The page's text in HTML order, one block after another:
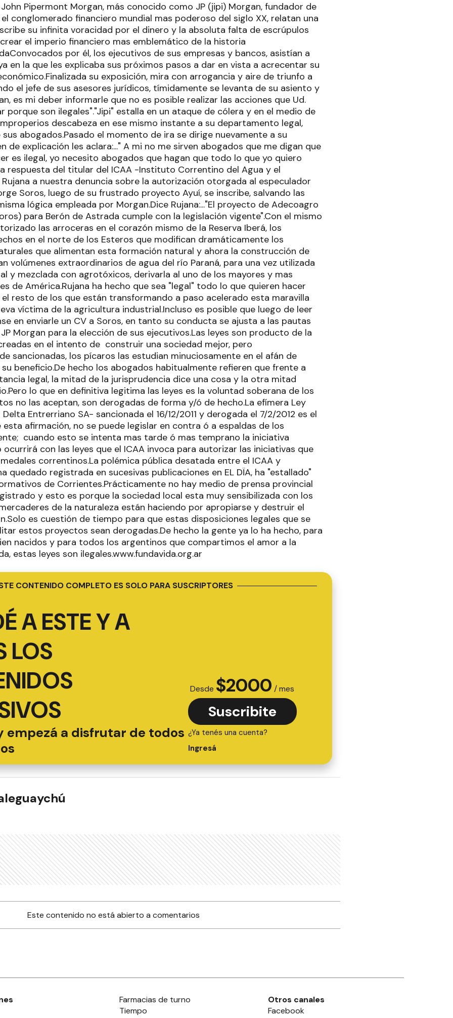
Pipermont Morgan, más conocido como JP (jipi) Morgan, fundador de
conglomerado financiero mundial mas poderoso del siglo XX, relatan una
su infinita voracidad por el dinero y la absoluta falta de escrúpulos
el imperio financiero mas emblemático de la historia
por él, los ejecutivos de sus empresas y bancos, asistían a
en la que les explicaba sus próximos pasos a dar en vista a acrecentar su
su exposición, mira con arrogancia y aire de triunfo a
el jefe de sus asesores jurídicos, tímidamente se levanta de su asiento y
es mi deber informarle que no es posible realizar las acciones que Ud.
porque son ilegales"."Jipi" estalla en un ataque de cólera y en el medio de
descabeza en ese mismo instante a su departamento legal,
abogados.Pasado el momento de ira se dirige nuevamente a su
de explicación les aclara:..." A mi no me sirven abogados que me digan que
es ilegal, yo necesito abogados que hagan que todo lo que yo quiero
respuesta del titular del ICAA -Instituto Correntino del Agua y el
a nuestra denuncia sobre la autorización otorgada al especulador
Soros, luego de su frustrado proyecto Ayuí, se inscribe, salvando las
lógica empleada por Morgan.Dice Rujana:..."El proyecto de Adecoagro
para Berón de Astrada cumple con la legislación vigente".Con el mismo
las arroceras en el corazón mismo de la Reserva Iberá, los
en el norte de los Esteros que modifican dramáticamente los
que alimentan esta formación natural y ahora la construcción de
volúmenes extraordinarios de agua del río Paraná, para una vez utilizada
y mezclada con agrotóxicos, derivarla al uno de los mayores y mas
de América.Rujana ha hecho que sea "legal" todo lo que quieren hacer
resto de los que están transformando a paso acelerado esta maravilla
víctima de la agricultura industrial.Incluso es posible que luego de leer
en enviarle un CV a Soros, en tanto su conducta se ajusta a las pautas
Morgan para la elección de sus ejecutivos.Las leyes son producto de la
en el intento de construir una sociedad mejor, pero
sancionadas, los pícaros las estudian minuciosamente en el afán de
beneficio.De hecho los abogados habitualmente refieren que frente a
legal, la mitad de la jurisprudencia dice una cosa y la otra mitad
lo que en definitiva legitima las leyes es la voluntad soberana de los
no las aceptan, son derogadas de forma y/ó de hecho.La efímera Ley
Entrerriano SA- sancionada el 16/12/2011 y derogada el 7/2/2012 es el
afirmación, no se puede legislar en contra ó a espaldas de los
cuando esto se intenta mas tarde ó mas temprano la iniciativa
ocurrirá con las leyes que el ICAA invoca para autorizar las iniciativas que
correntinos.La polémica pública desatada entre el ICAA y
quedado registrada en sucesivas publicaciones en EL DÏA, ha "estallado"
de Corrientes.Prácticamente no hay medio de prensa provincial
y esto es porque la sociedad local esta muy sensibilizada con los
de la naturaleza están haciendo por apropiarse y destruir el
es cuestión de tiempo para que estas disposiciones legales que se
estos proyectos sean derogadas.De hecho la gente ya lo ha hecho, para
nacidos y para todos los argentinos que compartimos el amor a la
estas leyes son ilegales.www.fundavida.org.ar
CONTENIDO COMPLETO ES SOLO PARA SUSCRIPTORES
A ESTE Y A
LOS
empezá a disfrutar de todos
Desde $2000 / mes
Suscribite
¿Ya tenés una cuenta?
Ingresá
Este contenido no está abierto a comentarios
Farmacias de turno
Tiempo
Otros canales
Facebook